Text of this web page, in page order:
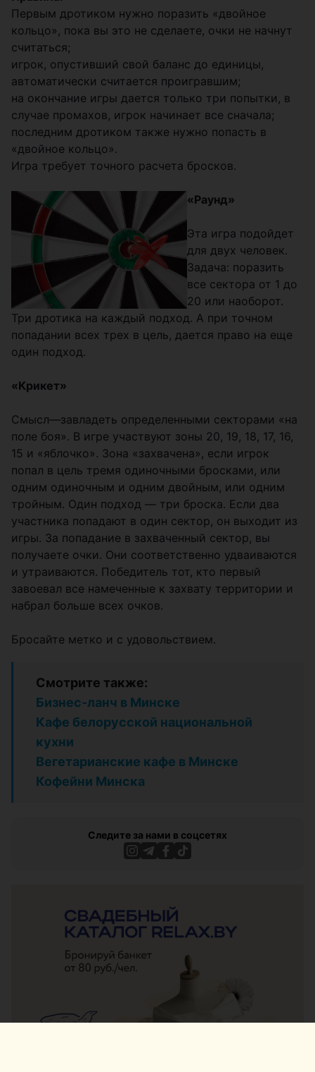
Первым дротиком нужно поразить «двойное
кольцо», пока вы это не сделаете, очки не начнут
считаться;
игрок, опустивший свой баланс до единицы,
автоматически считается проигравшим;
на окончание игры дается только три попытки, в
случае промахов, игрок начинает все сначала;
последним дротиком также нужно попасть в
«двойное кольцо».
Игра требует точного расчета бросков.
«Раунд»
Эта игра подойдет
для двух человек.
Задача: поразить
все сектора от 1 до
20 или наоборот.
Три дротика на каждый подход. А при точном
попадании всех трех в цель, дается право на еще
один подход.
«Крикет»
Смысл—завладеть определенными секторами «на
поле боя». В игре участвуют зоны 20, 19, 18, 17, 16,
15 и «яблочко». Зона «захвачена», если игрок
попал в цель тремя одиночными бросками, или
одним одиночным и одним двойным, или одним
тройным. Один подход — три броска. Если два
участника попадают в один сектор, он выходит из
игры. За попадание в захваченный сектор, вы
получаете очки. Они соответственно удваиваются
и утраиваются. Победитель тот, кто первый
завоевал все намеченные к захвату территории и
набрал больше всех очков.
Бросайте метко и с удовольствием.
Смотрите также:
Бизнес-ланч в Минске
Кафе белорусской национальной
кухни
Вегетарианские кафе в Минске
Кофейни Минска
Следите за нами в соцсетях